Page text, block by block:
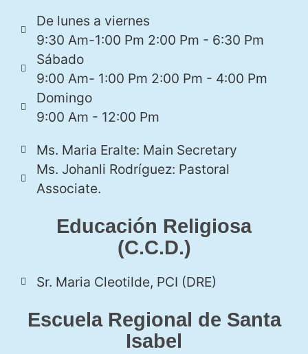
De lunes a viernes
9:30 Am-1:00 Pm 2:00 Pm - 6:30 Pm
Sábado
9:00 Am- 1:00 Pm 2:00 Pm - 4:00 Pm
Domingo
9:00 Am - 12:00 Pm
Ms. Maria Eralte: Main Secretary
Ms. Johanli Rodríguez: Pastoral
Associate.
Educación Religiosa
(C.C.D.)
Sr. Maria Cleotilde, PCI (DRE)
Escuela Regional de Santa
Isabel